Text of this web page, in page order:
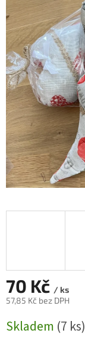
70 Kč / ks
57,85 Kč bez DPH
cena:
Skladem (7 ks)